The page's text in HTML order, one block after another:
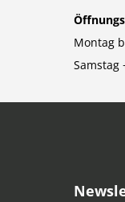
Montag
Samstag